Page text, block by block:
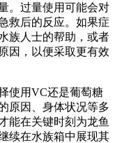
。过量使用可能会对
救后的反应。如果症
族人士的帮助，或者
因，以便采取更有效
使用VC还是葡萄糖
原因、身体状况等多
能在关键时刻为龙鱼
续在水族箱中展现其